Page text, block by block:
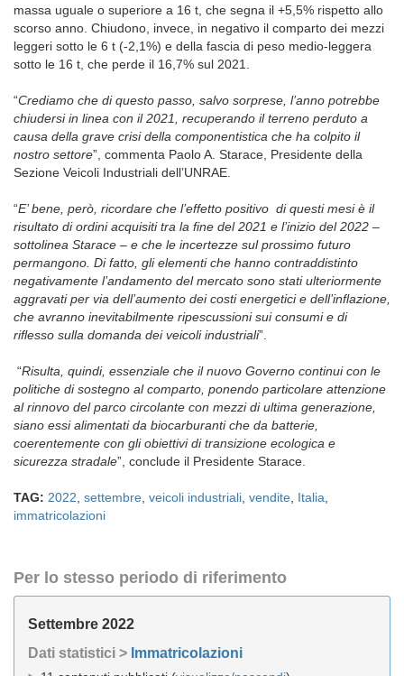
massa uguale o superiore a 16 t, che segna il +5,5% rispetto allo
scorso anno. Chiudono, invece, in negativo il comparto dei mezzi
leggeri sotto le 6 t (-2,1%) e della fascia di peso medio-leggera
sotto le 16 t, che perde il 16,7% sul 2021.
“Crediamo che di questo passo, salvo sorprese, l’anno potrebbe
chiudersi in linea con il 2021, recuperando il terreno perduto a
causa della grave crisi della componentistica che ha colpito il
nostro settore”, commenta Paolo A. Starace, Presidente della
Sezione Veicoli Industriali dell’UNRAE.
“E’ bene, però, ricordare che l’effetto positivo di questi mesi è il
risultato di ordini acquisiti tra la fine del 2021 e l’inizio del 2022 –
sottolinea Starace – e che le incertezze sul prossimo futuro
permangono. Di fatto, gli elementi che hanno contraddistinto
negativamente l’andamento del mercato sono stati ulteriormente
aggravati per via dell’aumento dei costi energetici e dell’inflazione,
che avranno inevitabilmente ripescussioni sui consumi e di
riflesso sulla domanda dei veicoli industriali”.
“Risulta, quindi, essenziale che il nuovo Governo continui con le
politiche di sostegno al comparto, ponendo particolare attenzione
al rinnovo del parco circolante con mezzi di ultima generazione,
siano essi alimentati da biocarburanti che da batterie,
coerentemente con gli obiettivi di transizione ecologica e
sicurezza stradale”, conclude il Presidente Starace.
TAG: 2022 settembre veicoli industriali vendite Italia
immatricolazioni
Per lo stesso periodo di riferimento
Settembre 2022
Dati statistici > Immatricolazioni